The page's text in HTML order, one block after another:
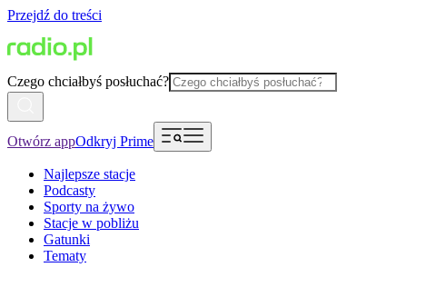
Przejdź do treści
Czego chciałbyś posłuchać?
Otwórz appOdkryj Prime
Najlepsze stacje
Podcasty
Sporty na żywo
Stacje w pobliżu
Gatunki
Tematy